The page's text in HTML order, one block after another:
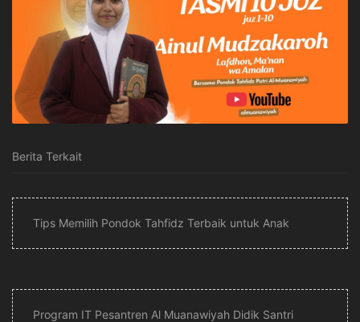
Berita Terkait
Tips Memilih Pondok Tahfidz Terbaik untuk Anak
Program IT Pesantren Al Muanawiyah Didik Santri